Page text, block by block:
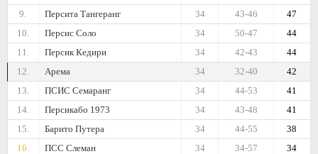
9.
Персита Тангеранг 47
43-46
34
10.
Персис Соло 44
50-47
34
11.
Персик Кедири 44
42-43
34
12.
Арема 42
32-40
34
13.
ПСИС Семаранг 41
44-53
34
14.
Персикабо 1973 41
43-48
34
15.
Барито Путера 38
44-55
34
16.
ПСС Слеман 34
34-57
34